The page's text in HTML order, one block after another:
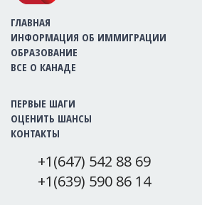
ГЛАВНАЯ
ИНФОРМАЦИЯ ОБ ИММИГРАЦИИ
ОБРАЗОВАНИЕ
ВСЕ О КАНАДЕ
ПЕРВЫЕ ШАГИ
ОЦЕНИТЬ ШАНСЫ
КОНТАКТЫ
+1(647) 542 88 69
+1(639) 590 86 14